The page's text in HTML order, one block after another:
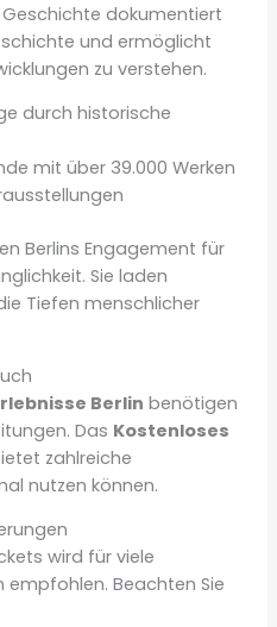
dokumentiert
und ermöglicht
zu verstehen.
durch historische
mit über 39.000 Werken
Berlins Engagement für
Sie laden
Tiefen menschlicher
Berlin benötigen
Das Kostenloses
zahlreiche
nutzen können.
wird für viele
empfohlen. Beachten Sie